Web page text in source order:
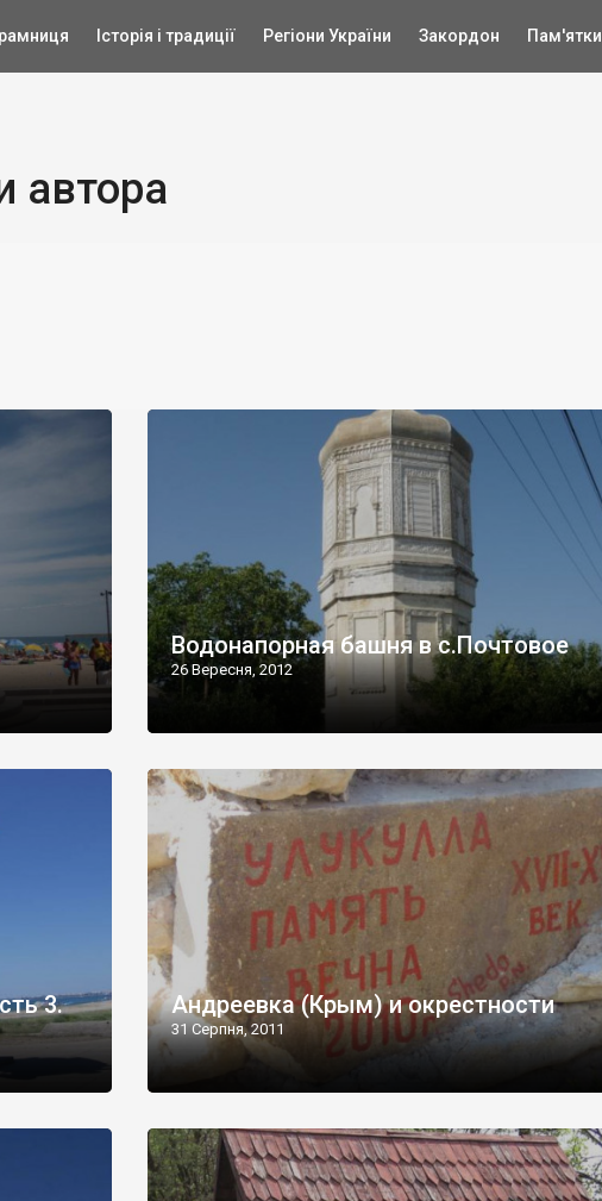
Історія і традиції Регіони України Закордон Пам'ятки
автора
Водонапорная башня в с.Почтовое
26 Вересня, 2012
3. Андреевка (Крым) и окрестности
31 Серпня, 2011